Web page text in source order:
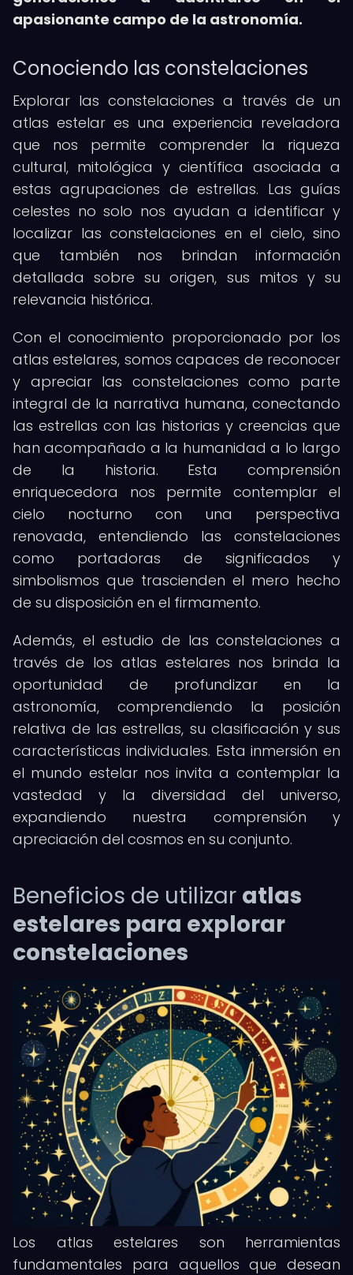
apasionante campo de la astronomía.
Conociendo las constelaciones
Explorar las constelaciones a través de un
atlas estelar es una experiencia reveladora
que nos permite comprender la riqueza
cultural, mitológica y científica asociada a
estas agrupaciones de estrellas. Las guías
celestes no solo nos ayudan a identificar y
localizar las constelaciones en el cielo, sino
que también nos brindan información
detallada sobre su origen, sus mitos y su
relevancia histórica.
Con el conocimiento proporcionado por los
atlas estelares, somos capaces de reconocer
y apreciar las constelaciones como parte
integral de la narrativa humana, conectando
las estrellas con las historias y creencias que
han acompañado a la humanidad a lo largo
de la historia. Esta comprensión
enriquecedora nos permite contemplar el
cielo nocturno con una perspectiva
renovada, entendiendo las constelaciones
como portadoras de significados y
simbolismos que trascienden el mero hecho
de su disposición en el firmamento.
Además, el estudio de las constelaciones a
través de los atlas estelares nos brinda la
oportunidad de profundizar en la
astronomía, comprendiendo la posición
relativa de las estrellas, su clasificación y sus
características individuales. Esta inmersión en
el mundo estelar nos invita a contemplar la
vastedad y la diversidad del universo,
expandiendo nuestra comprensión y
apreciación del cosmos en su conjunto.
Beneficios de utilizar atlas
estelares para explorar
constelaciones
Los atlas estelares son herramientas
fundamentales para aquellos que desean